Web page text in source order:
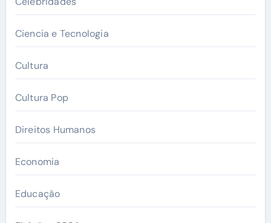
Ciencia e Tecnologia
Cultura
Cultura Pop
Direitos Humanos
Economia
Educação